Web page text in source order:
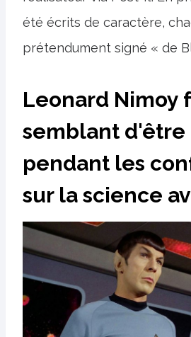
été écrits de caractère,
prétendument signé « de
Leonard Nimoy
semblant d'être
pendant les
sur la science